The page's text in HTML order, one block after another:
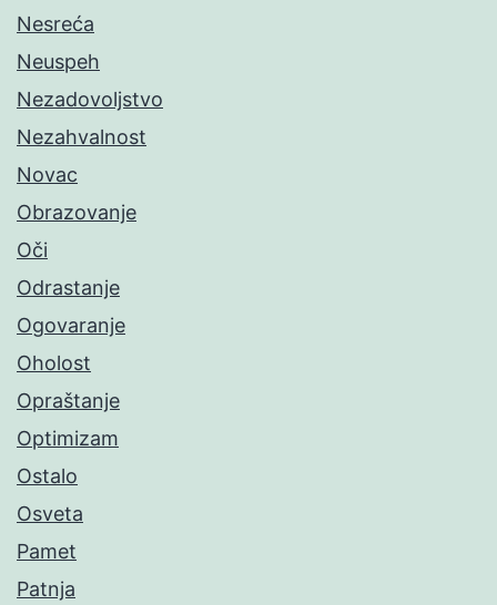
Nesreća
Neuspeh
Nezadovoljstvo
Nezahvalnost
Novac
Obrazovanje
Oči
Odrastanje
Ogovaranje
Oholost
Opraštanje
Optimizam
Ostalo
Osveta
Pamet
Patnja